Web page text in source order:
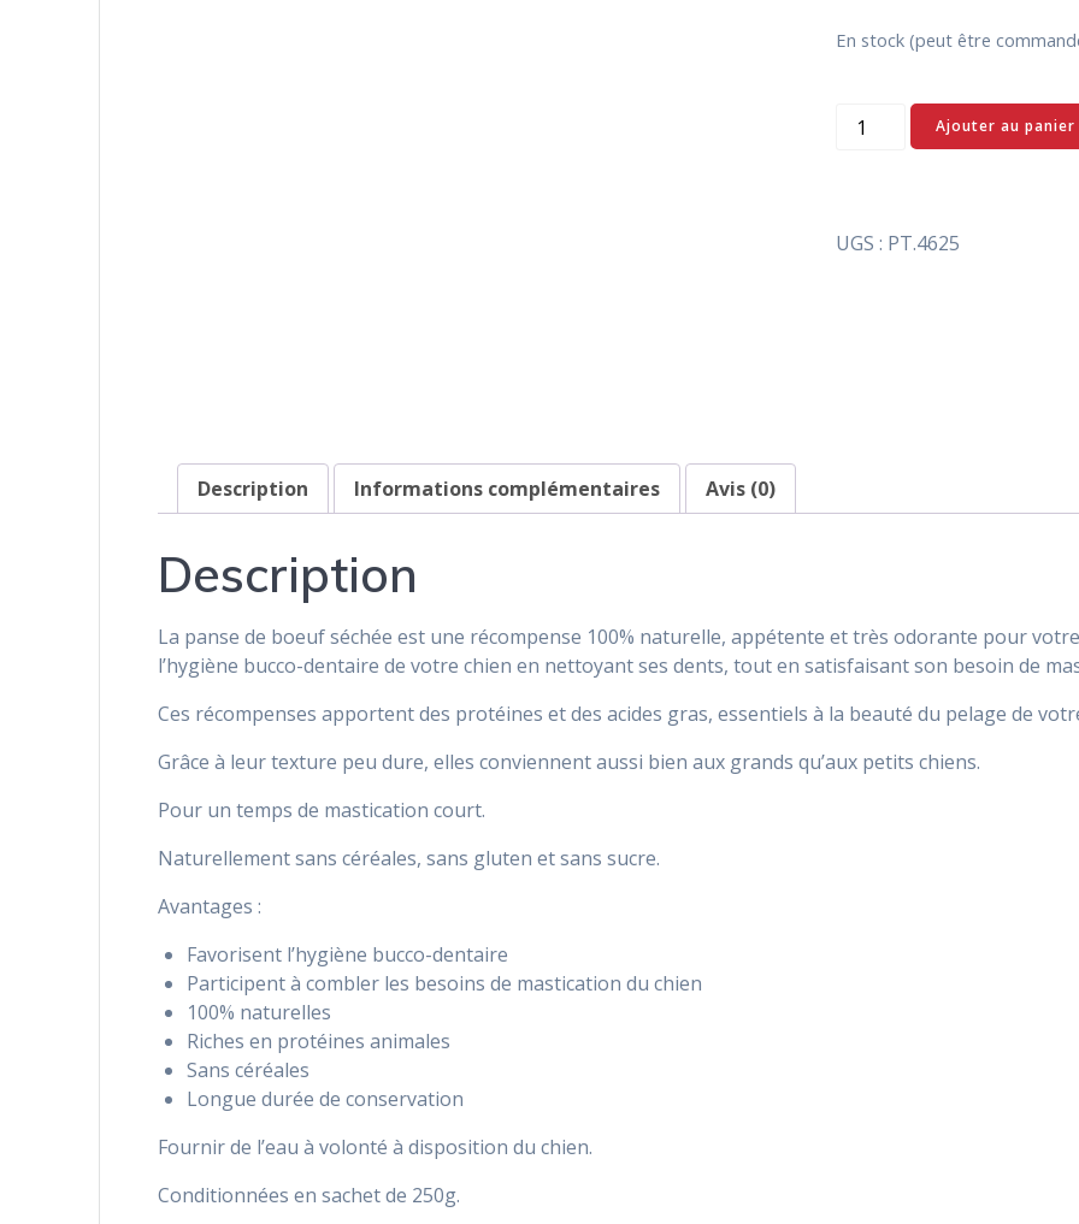
En stock (peut être
quantité
boeuf
Ajouter au panier
UGS : PT.4625
Description Informations complémentaires Avis (0)
Description
La panse de boeuf séchée est une récompense 100% naturelle, appétente et très odorante pour
l’hygiène bucco-dentaire de votre chien en nettoyant ses dents, tout en satisfaisant son besoin de
Ces récompenses apportent des protéines et des acides gras, essentiels à la beauté du pelage de
Grâce à leur texture peu dure, elles conviennent aussi bien aux grands qu’aux petits chiens.
Pour un temps de mastication court.
Naturellement sans céréales, sans gluten et sans sucre.
Avantages :
Favorisent l’hygiène bucco-dentaire
Participent à combler les besoins de mastication du chien
100% naturelles
Riches en protéines animales
Sans céréales
Longue durée de conservation
Fournir de l’eau à volonté à disposition du chien.
Conditionnées en sachet de 250g.